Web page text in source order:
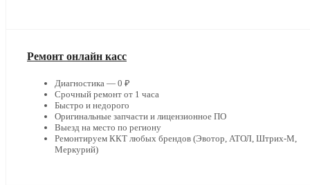
Ремонт онлайн касс
Диагностика — 0 ₽
Срочный ремонт от 1 часа
Быстро и недорого
Оригинальные запчасти и лицензионное ПО
Выезд на место по региону
Ремонтируем ККТ любых брендов (Эвотор, АТОЛ, Штрих-М,
Меркурий)